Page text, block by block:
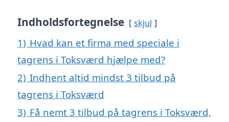
Indholdsfortegnelse skjul
1) Hvad kan et firma med speciale i
tagrens i Toksværd hjælpe med?
2) Indhent altid mindst 3 tilbud på
tagrens i Toksværd
3) Få nemt 3 tilbud på tagrens i Toksværd,